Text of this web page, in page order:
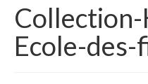
La Mairie
Vie Pratique
Ecole-des-